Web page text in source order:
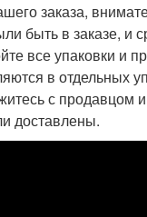
заказа,
быть в заказе, и
все упаковки и
в отдельных
с
доставлены.